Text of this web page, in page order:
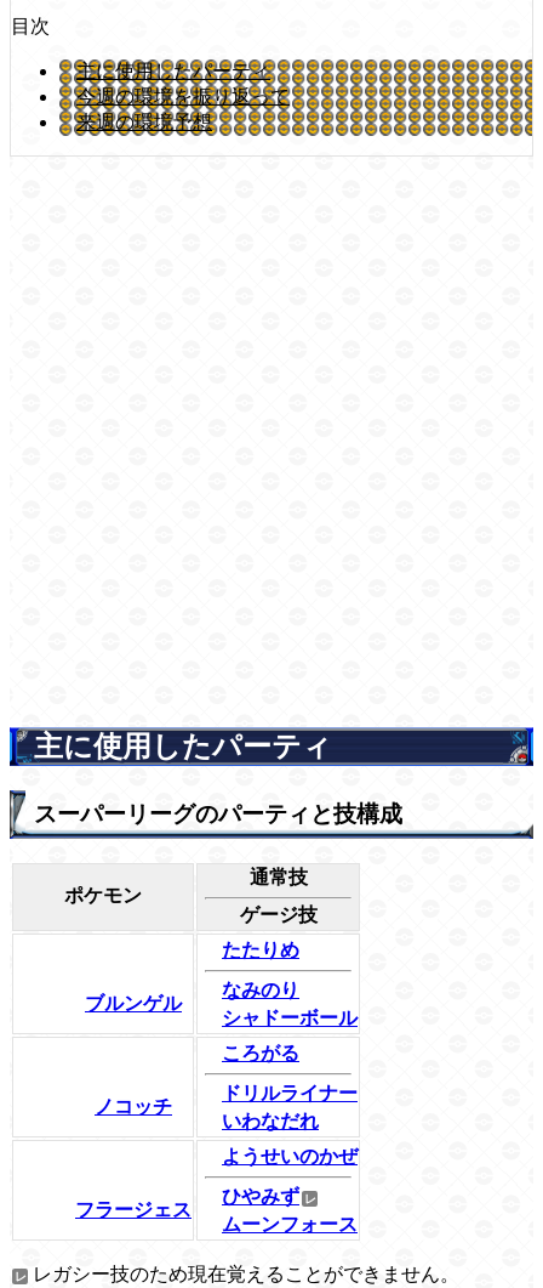
目次
主に使用したパーティ
今週の環境を振り返って
来週の環境予想
主に使用したパーティ
スーパーリーグのパーティと技構成
ポケモン
通常技
ゲージ技
ブルンゲル
たたりめ
なみのり
シャドーボール
ノコッチ
ころがる
ドリルライナー
いわなだれ
フラージェス
ようせいのかぜ
ひやみず
ムーンフォース
レガシー技のため現在覚えることができません。